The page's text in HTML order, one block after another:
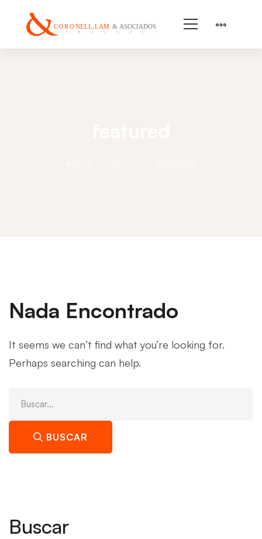
Buscar
Nada Encontrado
It seems we can’t find what you’re looking for.
Perhaps searching can help.
BUSCAR